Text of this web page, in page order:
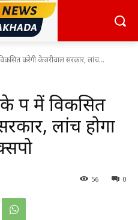
करेगी केजरीवाल सरकार, लांच...
रूप में विकसित
लांच होगा
0
56